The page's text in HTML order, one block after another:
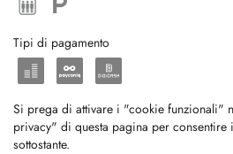
Tipi di pagamento
Si prega di attivare i "cookie funzionali"
privacy" di questa pagina per consentire
sottostante.